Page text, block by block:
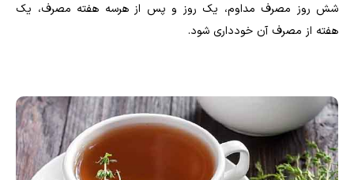
شش روز مصرف مداوم، یک روز و پس از هرسه هفته مصرف، یک
هفته از مصرف آن خودداری شود.